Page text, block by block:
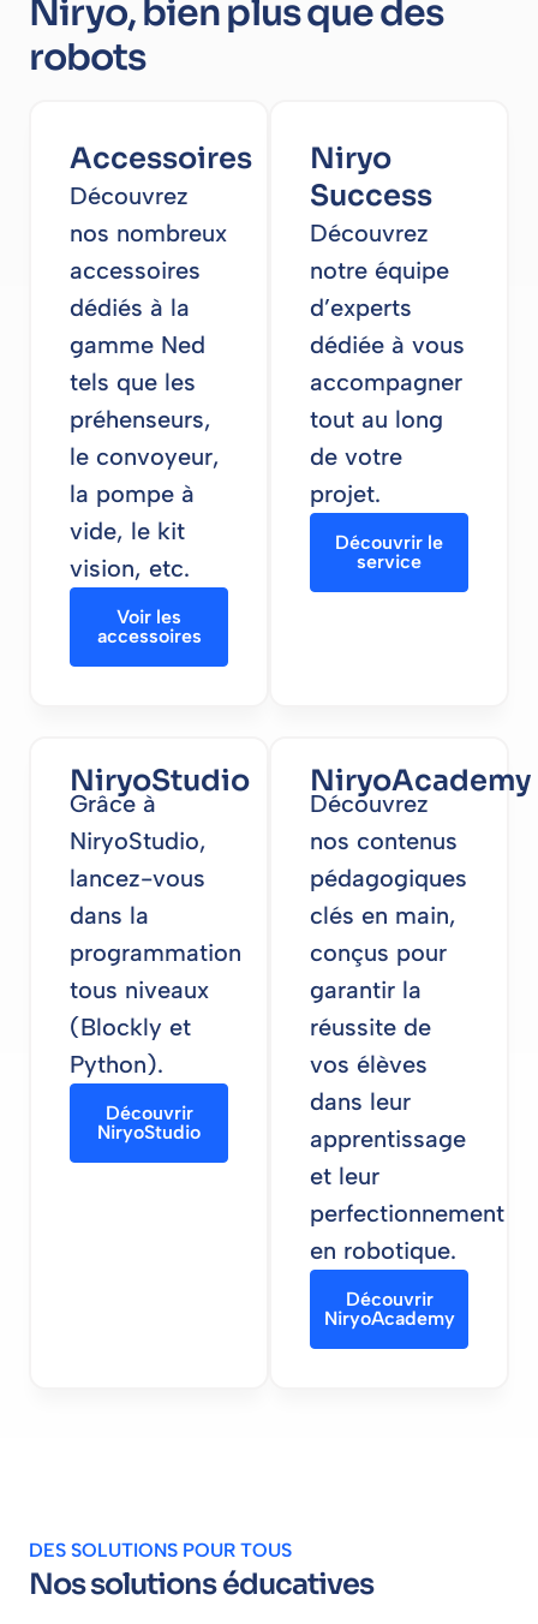
Niryo, bien plus que des
robots
Accessoires
Découvrez
nos nombreux
accessoires
dédiés à la
gamme Ned
tels que les
préhenseurs,
le convoyeur,
la pompe à
vide, le kit
vision, etc.
Voir les
accessoires
Niryo
Success
Découvrez
notre équipe
d’experts
dédiée à vous
accompagner
tout au long
de votre
projet.
Découvrir le
service
NiryoStudio
Grâce à
NiryoStudio,
lancez-vous
dans la
programmation
tous niveaux
(Blockly et
Python).
Découvrir
NiryoStudio
NiryoAcademy
Découvrez
nos contenus
pédagogiques
clés en main,
conçus pour
garantir la
réussite de
vos élèves
dans leur
apprentissage
et leur
perfectionnement
en robotique.
Découvrir
NiryoAcademy
DES SOLUTIONS POUR TOUS
Nos solutions éducatives